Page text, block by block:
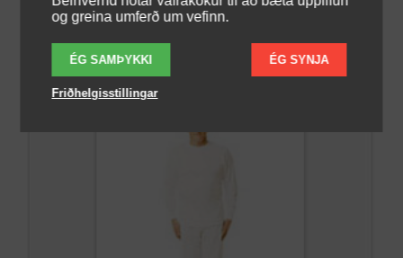
og greina umferð um vefinn.
ÉG SAMÞYKKI ÉG SYNJA
Friðhelgisstillingar